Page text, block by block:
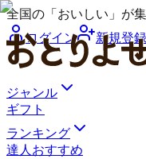
全国の「おいしい」が
ログイン
新規登録
ジャンル
ギフト
ランキング
達人おすすめ